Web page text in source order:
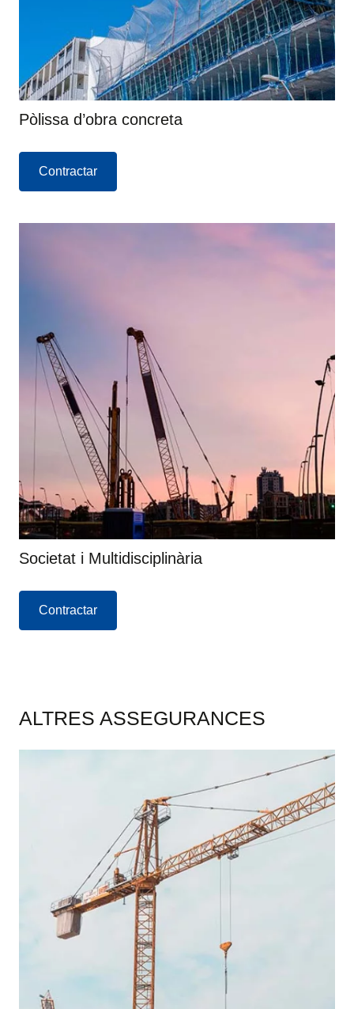
Pòlissa d’obra concreta
Contractar
Societat i Multidisciplinària
Contractar
ALTRES ASSEGURANCES